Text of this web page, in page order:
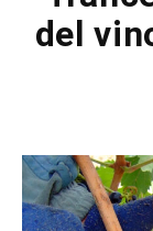
del